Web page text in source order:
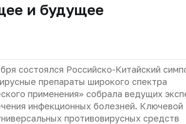
и будущее
состоялся Российско-Китайский
препараты широкого спектра
применения» собрала ведущих
инфекционных болезней. Ключевой
противовирусных средств